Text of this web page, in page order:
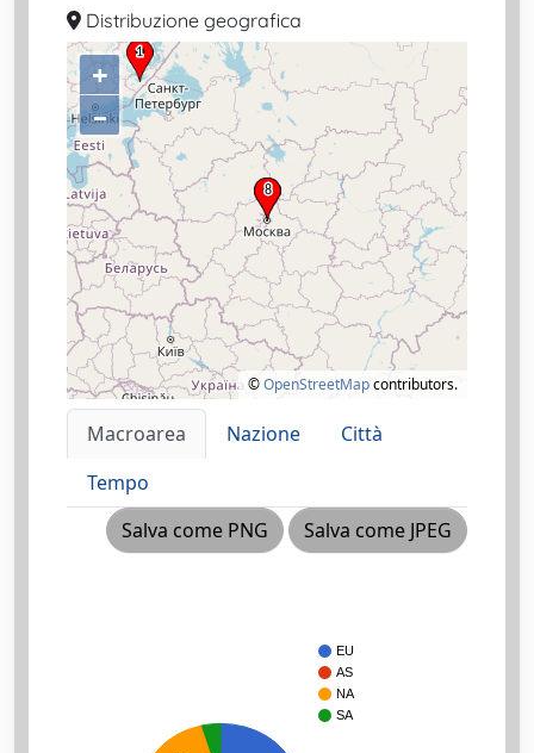
Distribuzione geografica
+
–
©OpenStreetMapcontributors.
Macroarea Nazione
Città
Tempo
Salva come PNG
Salva come JPEG
EU
AS
NA
SA